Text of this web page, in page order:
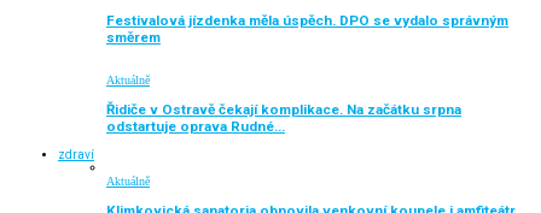
Festivalová jízdenka měla úspěch. DPO se vydalo správným
směrem
Aktuálně
Řidiče v Ostravě čekají komplikace. Na začátku srpna
odstartuje oprava Rudné…
zdraví
Aktuálně